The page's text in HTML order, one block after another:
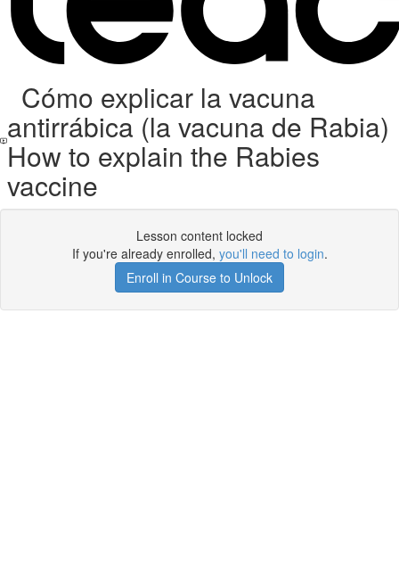
Cómo explicar la vacuna
antirrábica (la vacuna de Rabia)
How to explain the Rabies
vaccine
Lesson content locked
If you're already enrolled, you'll need to login.
Enroll in Course to Unlock